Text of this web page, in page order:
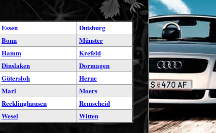
Essen
Duisburg
Bonn
Münster
Hamm
Krefeld
Dinslaken
Dormagen
Gütersloh
Herne
Marl
Moers
Recklinghausen
Remscheid
Wesel Witten